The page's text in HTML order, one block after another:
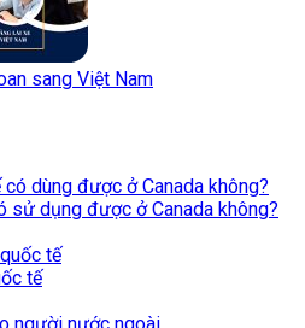
sang Việt Nam
sử dụng được ở Canada không?
tế